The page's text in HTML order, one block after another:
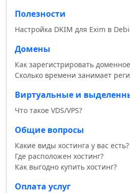
Полезности
Настройка DKIM для Exim в
Домены
Как зарегистрировать
Сколько времени занимает
Виртуальные и
Что такое VDS/VPS?
Общие вопросы
Какие виды хостинга у вас есть?
Где расположен хостинг?
Как выгодно купить хостинг?
Оплата услуг